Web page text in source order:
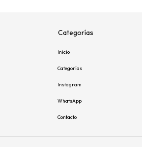
Categorías
Inicio
Categorías
Instagram
WhatsApp
Contacto